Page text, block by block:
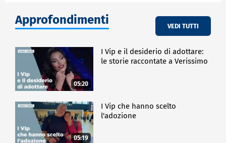
Approfondimenti VEDI TUTTI
05:20
I Vip e il desiderio di adottare:
le storie raccontate a Verissimo
05:19
I Vip che hanno scelto
l'adozione